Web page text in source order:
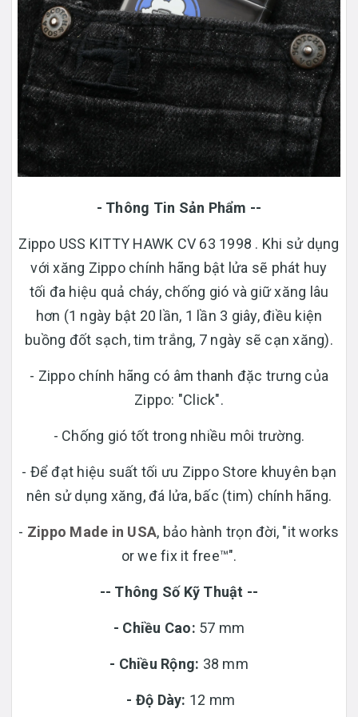
- Thông Tin Sản Phẩm --
Zippo USS KITTY HAWK CV 63 1998 . Khi sử dụng
với xăng Zippo chính hãng bật lửa sẽ phát huy
tối đa hiệu quả cháy, chống gió và giữ xăng lâu
hơn (1 ngày bật 20 lần, 1 lần 3 giây, điều kiện
buồng đốt sạch, tim trắng, 7 ngày sẽ cạn xăng).
- Zippo chính hãng có âm thanh đặc trưng của
Zippo: "Click".
- Chống gió tốt trong nhiều môi trường.
- Để đạt hiệu suất tối ưu Zippo Store khuyên bạn
nên sử dụng xăng, đá lửa, bấc (tim) chính hãng.
- Zippo Made in USA, bảo hành trọn đời, "it works
or we fix it free™".
-- Thông Số Kỹ Thuật --
- Chiều Cao: 57 mm
- Chiều Rộng: 38 mm
- Độ Dày: 12 mm